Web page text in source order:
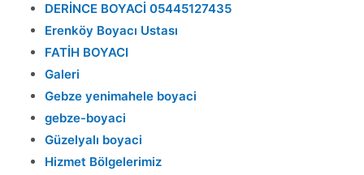
DERİNCE BOYACİ 05445127435
Erenköy Boyacı Ustası
FATİH BOYACI
Galeri
Gebze yenimahele boyaci
gebze-boyaci
Güzelyalı boyaci
Hizmet Bölgelerimiz